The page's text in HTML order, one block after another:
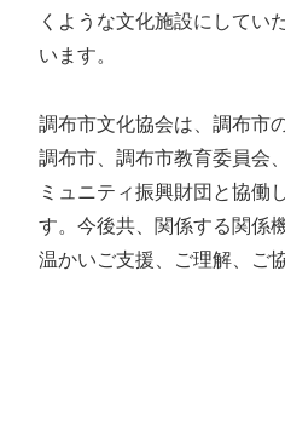
くような文化施設にしてい
います。
調布市文化協会は、調布市
調布市、調布市教育委員会
ミュニティ振興財団と協働
す。今後共、関係する関係
温かいご支援、ご理解、ご